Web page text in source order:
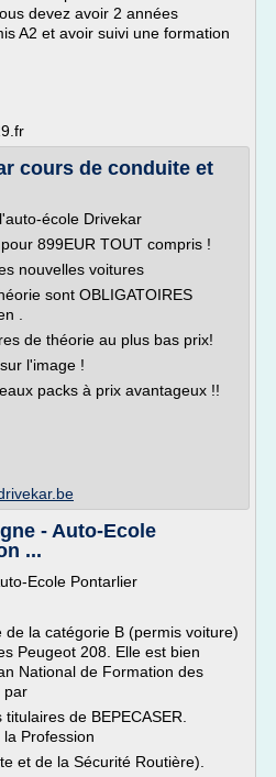
devez avoir 2 années
A2 et avoir suivi une formation
cours de conduite et
école Drivekar
899EUR TOUT compris !
nouvelles voitures
sont OBLIGATOIRES
.
de théorie au plus bas prix!
l'image !
packs à prix avantageux !!
- Auto-Ecole
...
Ecole Pontarlier
la catégorie B (permis voiture)
Peugeot 208. Elle est bien
National de Formation des
par
de BEPECASER.
Profession
et de la Sécurité Routière).